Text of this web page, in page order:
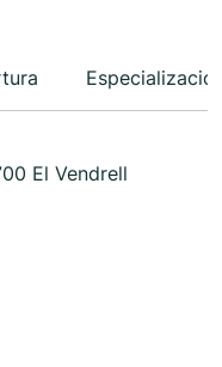
El Vendrell